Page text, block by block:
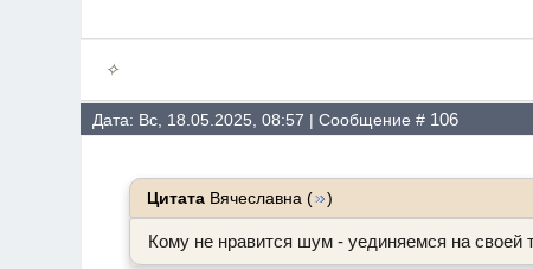
✧
Дата: Вс, 18.05.2025, 08:57 | Сообщение # 106
Цитата Вячеславна ( )
Кому не нравится шум - уединяемся на своей